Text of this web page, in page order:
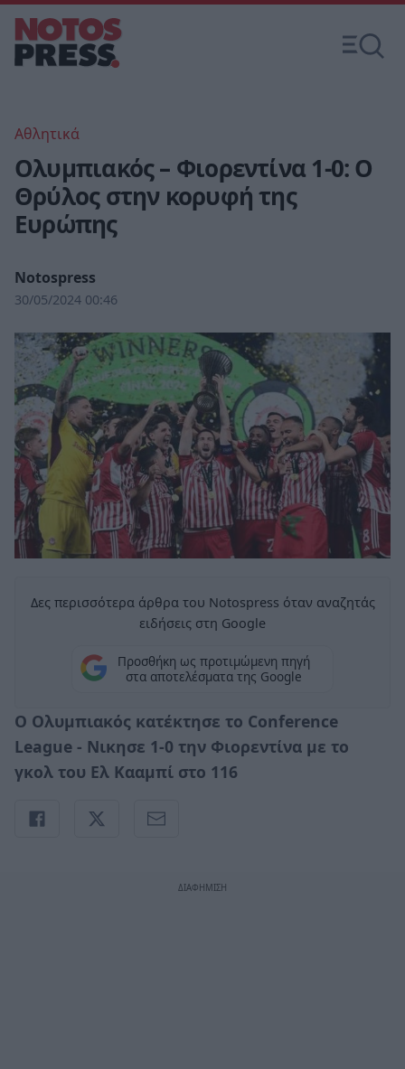
Αθλητικά
Ολυμπιακός – Φιορεντίνα 1-0: Ο
Θρύλος στην κορυφή της
Ευρώπης
Notospress
30/05/2024 00:46
Δες περισσότερα άρθρα του Notospress όταν αναζητάς
ειδήσεις στη Google
Προσθήκη ως προτιμώμενη πηγή
στα αποτελέσματα της Google
Ο Ολυμπιακός κατέκτησε το Conference
League - Νικησε 1-0 την Φιορεντίνα με το
γκολ του Ελ Κααμπί στο 116